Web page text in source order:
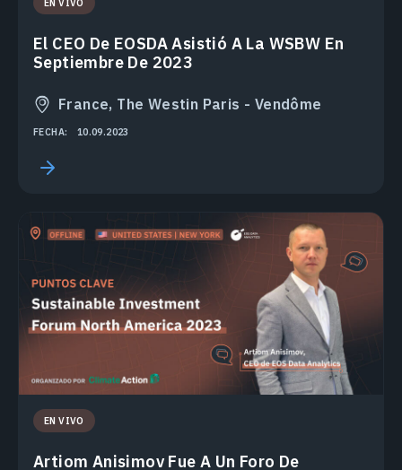
EN VIVO
El CEO De EOSDA Asistió A La WSBW En
Septiembre De 2023
France, The Westin Paris - Vendôme
FECHA: 10.09.2023
EN VIVO
Artiom Anisimov Fue A Un Foro De